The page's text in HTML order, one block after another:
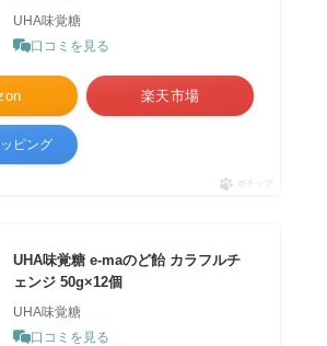
UHA味覚糖
口コミを見る
楽天市場
ピング
ポチップ
UHA味覚糖 e-maのど飴 カラフルチ
ェンジ 50g×12個
UHA味覚糖
口コミを見る